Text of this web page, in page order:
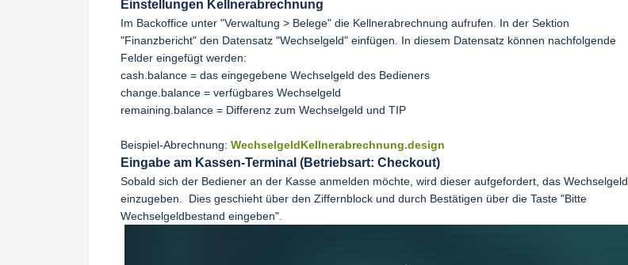
Einstellungen Kellnerabrechnung
Im Backoffice unter "Verwaltung > Belege" die Kellnerabrechnung aufrufen. In der Sektion
"Finanzbericht" den Datensatz "Wechselgeld" einfügen. In diesem Datensatz können nachfolgende
Felder eingefügt werden:
cash.balance = das eingegebene Wechselgeld des Bedieners
change.balance = verfügbares Wechselgeld
remaining.balance = Differenz zum Wechselgeld und TIP
Beispiel-Abrechnung: WechselgeldKellnerabrechnung.design
Eingabe am Kassen-Terminal (Betriebsart: Checkout)
Sobald sich der Bediener an der Kasse anmelden möchte, wird dieser aufgefordert, das Wechselgeld
einzugeben. Dies geschieht über den Ziffernblock und durch Bestätigen über die Taste "Bitte
Wechselgeldbestand eingeben".